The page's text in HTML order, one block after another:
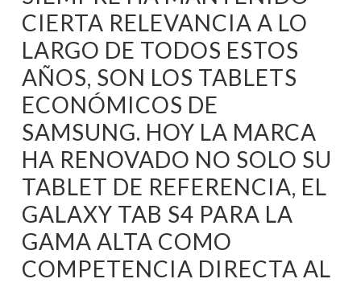
CIERTA RELEVANCIA A LO
LARGO DE TODOS ESTOS
AÑOS, SON LOS TABLETS
ECONÓMICOS DE
SAMSUNG. HOY LA MARCA
HA RENOVADO NO SOLO SU
TABLET DE REFERENCIA, EL
GALAXY TAB S4 PARA LA
GAMA ALTA COMO
COMPETENCIA DIRECTA AL